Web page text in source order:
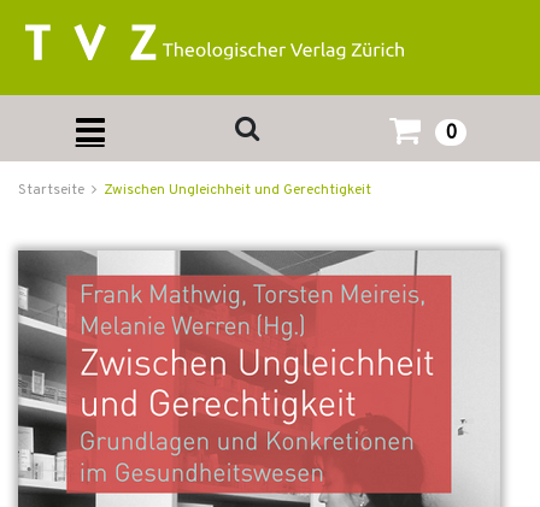
0
Startseite Zwischen Ungleichheit und Gerechtigkeit